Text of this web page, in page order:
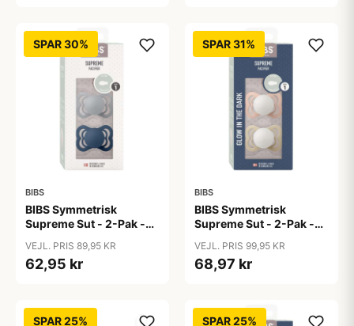
SPAR 30%
BIBS
BIBS Symmetrisk
Supreme Sut - 2-Pak -
Cloud/Steel Blue
VEJL. PRIS 89,95 KR
62,95 kr
SPAR 31%
BIBS
BIBS Symmetrisk
Supreme Sut - 2-Pak -
Blush/Vanilla
VEJL. PRIS 99,95 KR
68,97 kr
SPAR 25% SPAR 25%